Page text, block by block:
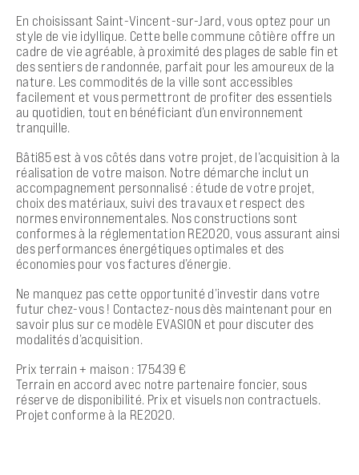
En choisissant Saint-Vincent-sur-Jard, vous optez pour un
style de vie idyllique. Cette belle commune côtière offre un
cadre de vie agréable, à proximité des plages de sable fin et
des sentiers de randonnée, parfait pour les amoureux de la
nature. Les commodités de la ville sont accessibles
facilement et vous permettront de profiter des essentiels
au quotidien, tout en bénéficiant d’un environnement
tranquille.
Bâti85 est à vos côtés dans votre projet, de l’acquisition à la
réalisation de votre maison. Notre démarche inclut un
accompagnement personnalisé : étude de votre projet,
choix des matériaux, suivi des travaux et respect des
normes environnementales. Nos constructions sont
conformes à la réglementation RE2020, vous assurant ainsi
des performances énergétiques optimales et des
économies pour vos factures d’énergie.
Ne manquez pas cette opportunité d’investir dans votre
futur chez-vous ! Contactez-nous dès maintenant pour en
savoir plus sur ce modèle EVASION et pour discuter des
modalités d’acquisition.
Prix terrain + maison : 175439 €
Terrain en accord avec notre partenaire foncier, sous
réserve de disponibilité. Prix et visuels non contractuels.
Projet conforme à la RE2020.